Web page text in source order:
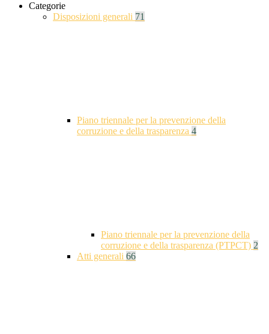
Categorie
Disposizioni generali 71
Piano triennale per la prevenzione della
corruzione e della trasparenza 4
Piano triennale per la prevenzione della
corruzione e della trasparenza (PTPCT) 2
Atti generali 66